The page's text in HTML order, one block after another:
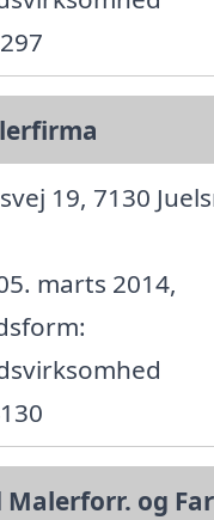
19, 7130
marts 2014,
Malerforr. og